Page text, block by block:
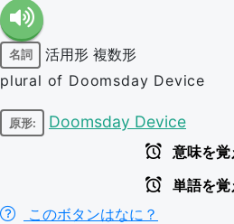
名詞 活用形 複数形
plural of Doomsday Device
原形: Doomsday Device
意味を覚
単語を覚
このボタンはなに？